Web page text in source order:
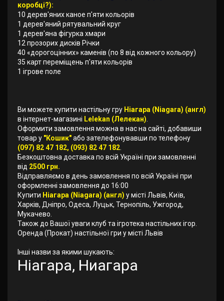
коробці?):
10 дерев'яних каное п'яти кольорів
1 дерев'яний рятувальний круг
1 дерев'яна фігурка хмари
12 прозорих дисків Річки
40 «дорогоцінних» каменів (по 8 від кожного кольору)
35 карт переміщень п'яти кольорів
1 ігрове поле
Ви можете купити настільну гру Ніагара (Niagara) (англ)
в інтернет-магазині Lelekan (Лелекан)
Оформити замовлення можна в нас на сайті, добавиши
товар у "Кошик"або зателефонувавши по телефону
(097) 82 47 182, (093) 82 47 182
Безкоштовна доставка по всій Україні при замовленні
від 2500 грн.
Відправляємо в день замовлення по всій Україні при
оформленні замовлення до 16:00
Купити Ніагара (Niagara) (англ) у місті Львів, Київ,
Харків, Дніпро, Одеса, Луцьк, Тернопіль, Ужгород,
Мукачево.
Також до Вашої уваги клуб та ігротека настільних ігор.
Оренда (Прокат) настільної гри у місті Львів
Інші назви за якими шукають:
Ніагара, Ниагара